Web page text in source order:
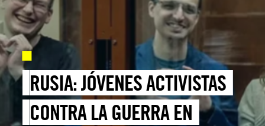
RUSIA: JÓVENES ACTIVISTAS
CONTRA LA GUERRA EN